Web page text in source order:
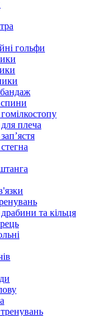
гольфи
плеча
та кільця